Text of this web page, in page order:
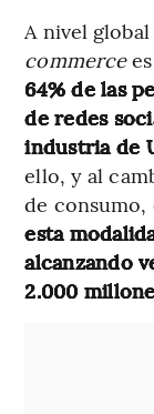
A nivel
commerce
64% de las
de redes
industria de
ello, y al
de consumo,
esta
alcanzando
2.000